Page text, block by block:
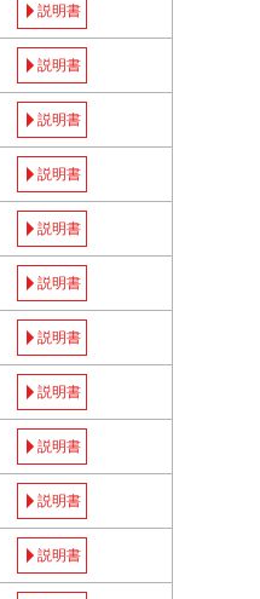
説明書
説明書
説明書
説明書
説明書
説明書
説明書
説明書
説明書
説明書
説明書